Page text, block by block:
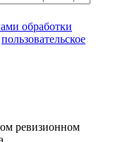
обработки
пользовательское
ревизионном